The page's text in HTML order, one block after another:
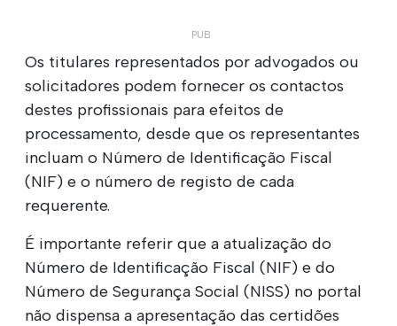
Os titulares representados por advogados ou
solicitadores podem fornecer os contactos
destes profissionais para efeitos de
processamento, desde que os representantes
incluam o Número de Identificação Fiscal
(NIF) e o número de registo de cada
requerente.
É importante referir que a atualização do
Número de Identificação Fiscal (NIF) e do
Número de Segurança Social (NISS) no portal
não dispensa a apresentação das certidões